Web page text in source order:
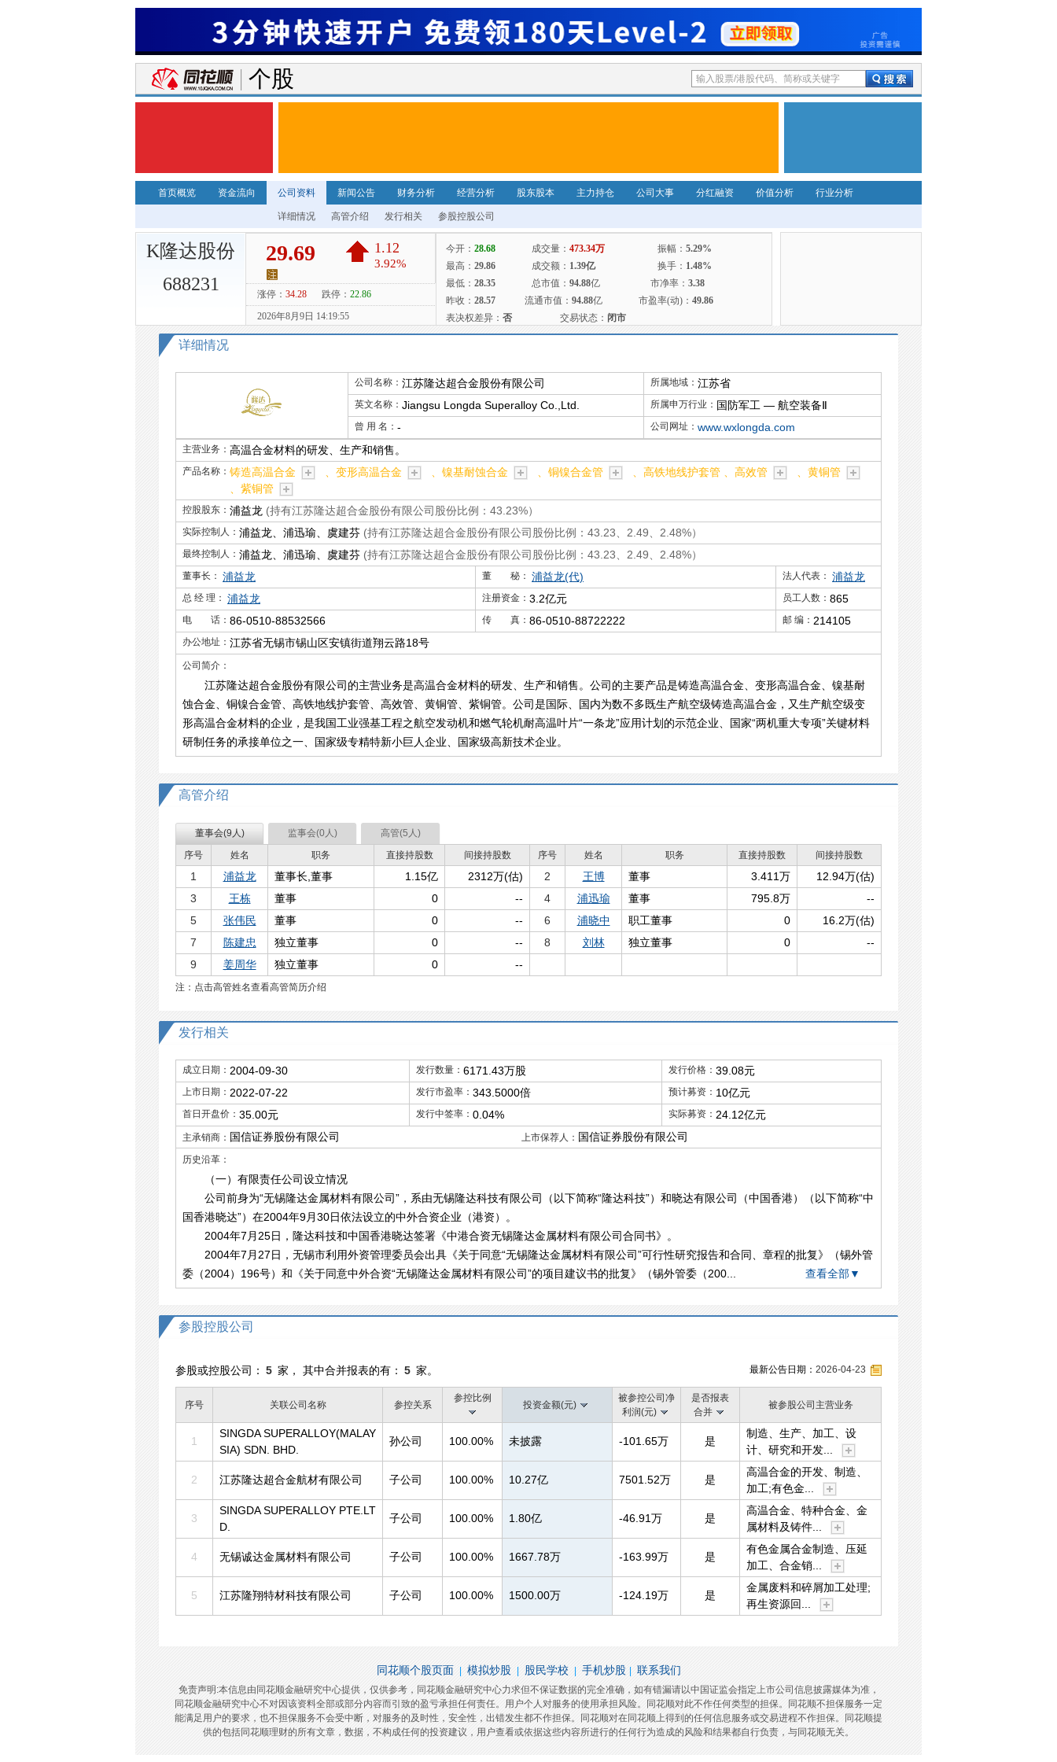
个股
首页概览 资金流向 公司资料 新闻公告 财务分析 经营分析 股东股本 主力持仓 公司大事 分红融资 价值分析 行业分析
详细情况 高管介绍 发行相关 参股控股公司
K隆达股份
688231